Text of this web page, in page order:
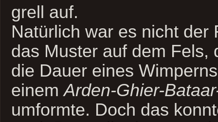
grell auf.
Natürlich war es nicht der
das Muster auf dem Fels,
die Dauer eines
einemArden-Ghier-
umformte. Doch das